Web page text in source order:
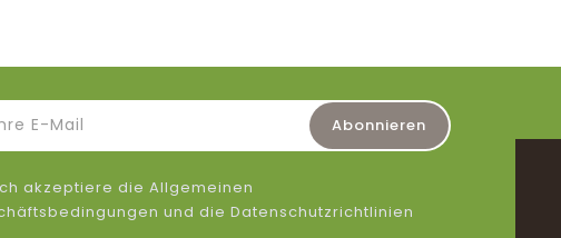
akzeptiere die Allgemeinen
und die Datenschutzrichtlinien